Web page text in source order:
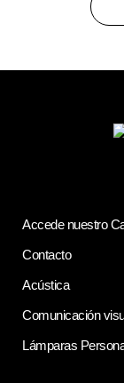
Accede nuestro
Contacto
Acústica
Comunicación
Lámparas